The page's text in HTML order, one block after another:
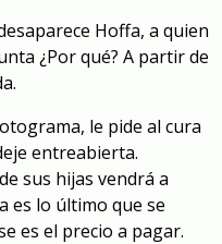
Hoffa, a quien
¿Por qué? A partir de
le pide al cura
entreabierta.
sus hijas vendrá a
es lo último que se
es el precio a pagar.